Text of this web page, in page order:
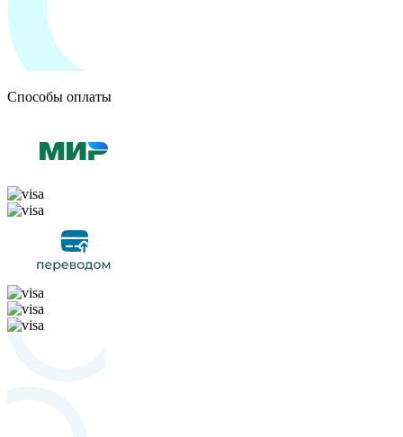
Способы оплаты